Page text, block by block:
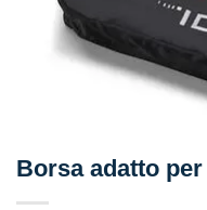
Borsa adatto